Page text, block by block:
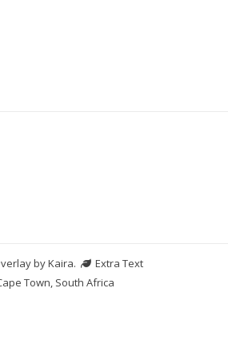
byKaira.
Extra Text
Town, South Africa